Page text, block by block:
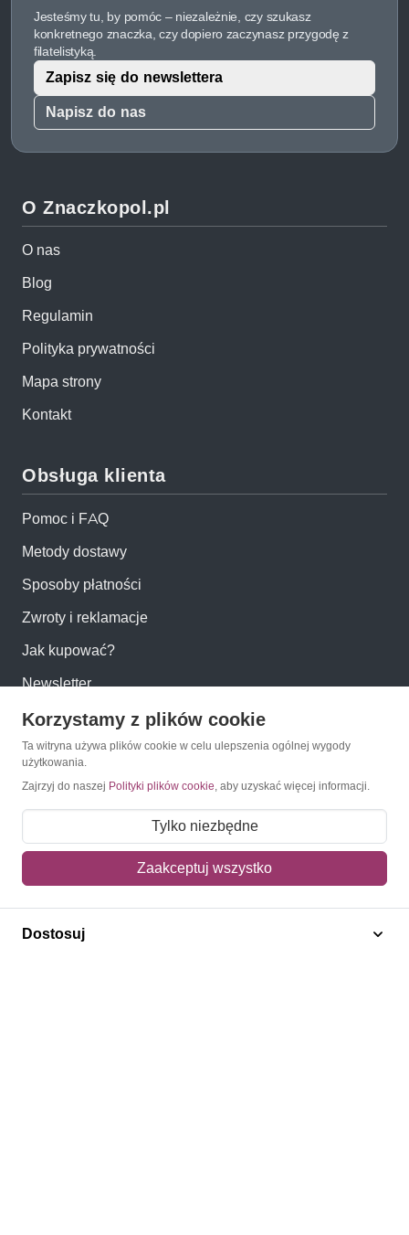
Jesteśmy tu, by pomóc – niezależnie, czy szukasz
konkretnego znaczka, czy dopiero zaczynasz przygodę z
filatelistyką.
Napisz do nas
Zapisz się do newslettera
O Znaczkopol.pl
O nas
Blog
Regulamin
Polityka prywatności
Mapa strony
Kontakt
Obsługa klienta
Pomoc i FAQ
Metody dostawy
Sposoby płatności
Zwroty i reklamacje
Jak kupować?
Newsletter
Konto
Moje konto
Mój koszyk
Adres dostawy
Polecamy
Korzystamy z plików cookie
Ta witryna używa plików cookie w celu ulepszenia ogólnej wygody
użytkowania.
Zajrzyj do naszej Polityki plików cookie, aby uzyskać więcej informacji.
Tylko niezbędne
Zaakceptuj wszystko
Dostosuj